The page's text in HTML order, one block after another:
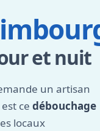
et nuit
un artisan
ce débouchage
locaux